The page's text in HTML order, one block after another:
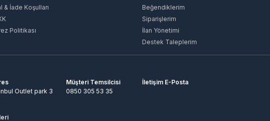
& İade Koşulları
Politikası
Beğendiklerim
Siparişlerim
İlan Yönetimi
Destek Taleplerim
Outlet park 3
Müşteri Temsilcisi
0850 305 53 35
İletişim E-Posta